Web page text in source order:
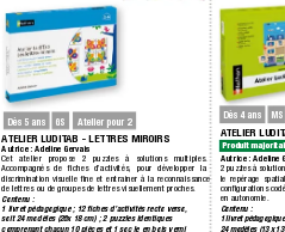
Dès 4 ans MS
ATELIER LUDIT
Produit
Autrice : Adeline
2 puzzles à
le repérage
conﬁgurations
en autonomie.
Contenu :
1 livret
24 modèles (13 x
Dès 5 ans GS Atelier pour 2
ATELIER LUDITAB - LETTRES MIROIRS
Autrice : Adeline Gervais
Cet atelier propose 2 puzzles à solutions multiples.
Accompagnés de ﬁches d’activités, pour développer la
discrimination visuelle ﬁne et entrainer à la reconnaissance
de lettres ou de groupes de lettres visuellement proches.
Contenu :
1 livret pédagogique ; 12 ﬁches d’activités recto verso,
soit 24 modèles (26x 18 cm) ; 2 puzzles identiques
comprenant chacun 10 pièces et 1 socle en bois verni